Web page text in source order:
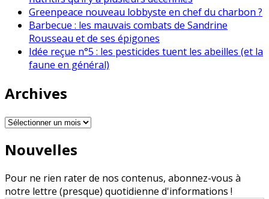
Greenpeace nouveau lobbyste en chef du charbon ?
Barbecue : les mauvais combats de Sandrine
Rousseau et de ses épigones
Idée reçue n°5 : les pesticides tuent les abeilles (et la
faune en général)
Archives
Archives
Nouvelles
Pour ne rien rater de nos contenus, abonnez-vous à
notre lettre (presque) quotidienne d'informations !